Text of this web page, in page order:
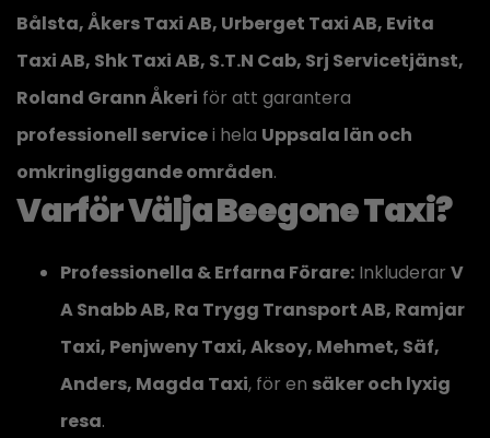
Bålsta, Åkers Taxi AB, Urberget Taxi AB, Evita
Taxi AB, Shk Taxi AB, S.T.N Cab, Srj Servicetjänst,
Roland Grann Åkeri för att garantera
professionell servicei hela Uppsala län och
omkringliggande områden.
Varför Välja Beegone Taxi?
Professionella & Erfarna Förare: Inkluderar V
A Snabb AB, Ra Trygg Transport AB, Ramjar
Taxi, Penjweny Taxi, Aksoy, Mehmet, Säf,
Anders, Magda Taxi, för en säker och lyxig
resa.